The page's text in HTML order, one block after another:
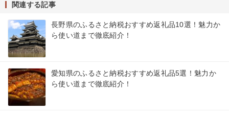
関連する記事
長野県のふるさと納税おすすめ返礼品10選！魅力か
ら使い道まで徹底紹介！
愛知県のふるさと納税おすすめ返礼品5選！魅力か
ら使い道まで徹底紹介！